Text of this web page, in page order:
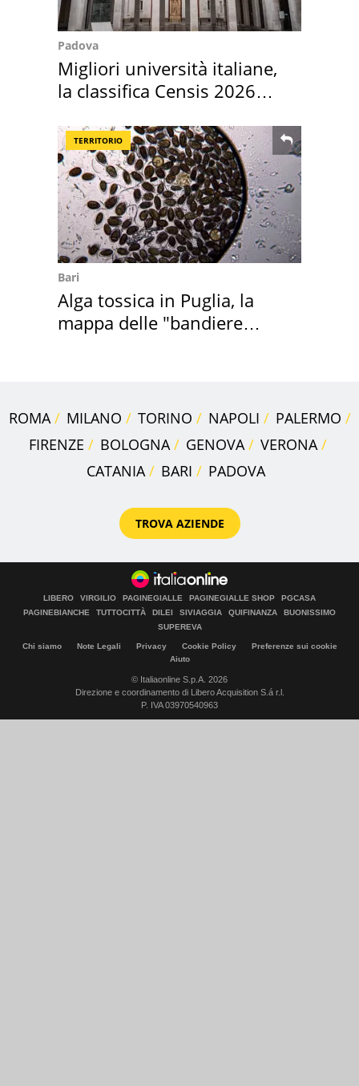
Padova
Migliori università italiane,
la classifica Censis 2026
TERRITORIO
Bari
Alga tossica in Puglia, la
mappa delle "bandiere
ROMA MILANO TORINO NAPOLI
PALERMO
FIRENZE
BOLOGNA GENOVA
VERONA
CATANIA
BARI PADOVA
TROVA AZIENDE
LIBERO VIRGILIO PAGINEGIALLE PAGINEGIALLE SHOP
PGCASA
PAGINEBIANCHE
TUTTOCITTÀ DILEI SIVIAGGIA QUIFINANZA
BUONISSIMO
SUPEREVA
Chi siamo Note Legali Privacy Cookie Policy
Preferenze sui cookie
Aiuto
© Italiaonline S.p.A. 2026
Direzione e coordinamento di Libero Acquisition S.á r.l.
P. IVA 03970540963